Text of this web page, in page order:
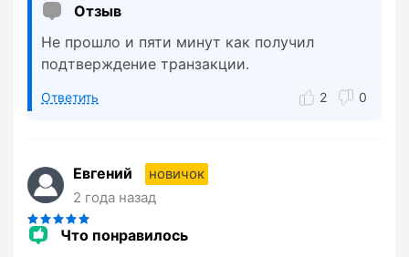
Отзыв
Не прошло и пяти минут как получил
подтверждение транзакции.
Ответить 2 0
Евгений
новичок
2 года назад
Что понравилось